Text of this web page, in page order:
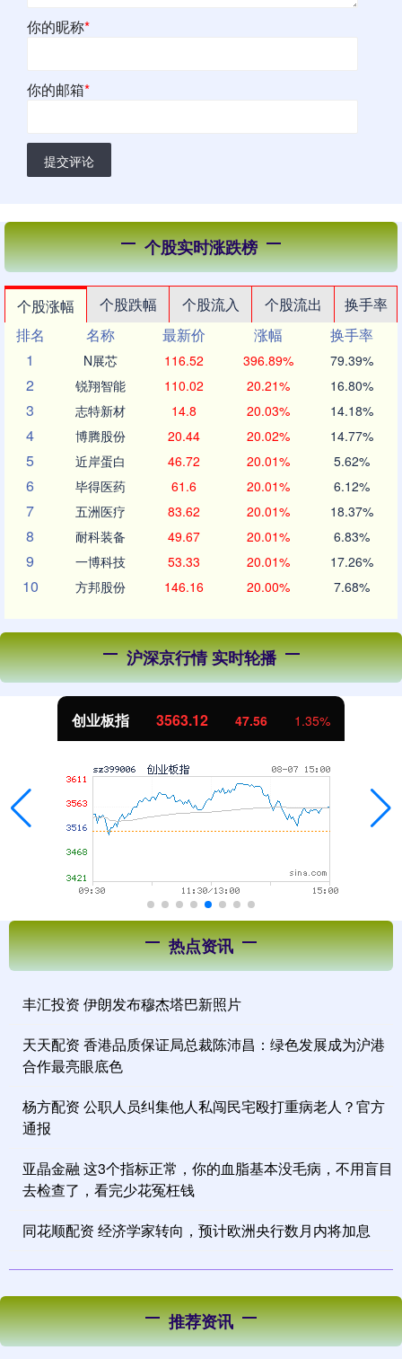
你的昵称*
你的邮箱*
提交评论
个股实时涨跌榜
个股涨幅 个股跌幅 个股流入 个股流出
换手率
排名
名称 最新价 涨幅
换手率
1
N展芯 116.52 396.89% 79.39%
2 锐翔智能 110.02 20.21% 16.80%
3 志特新材 14.8 20.03% 14.18%
4 博腾股份 20.44 20.02% 14.77%
5 近岸蛋白 46.72 20.01% 5.62%
6 毕得医药 61.6 20.01% 6.12%
7 五洲医疗 83.62 20.01% 18.37%
8 耐科装备 49.67 20.01% 6.83%
9 一博科技 53.33 20.01% 17.26%
10 方邦股份 146.16 20.00% 7.68%
沪深京行情 实时轮播
创业板指 3563.12 47.56 1.35%
热点资讯
丰汇投资 伊朗发布穆杰塔巴新照片
天天配资 香港品质保证局总裁陈沛昌：绿色发展成为沪港
合作最亮眼底色
杨方配资 公职人员纠集他人私闯民宅殴打重病老人？官方
通报
亚晶金融 这3个指标正常，你的血脂基本没毛病，不用盲目
去检查了，看完少花冤枉钱
同花顺配资 经济学家转向，预计欧洲央行数月内将加息
推荐资讯